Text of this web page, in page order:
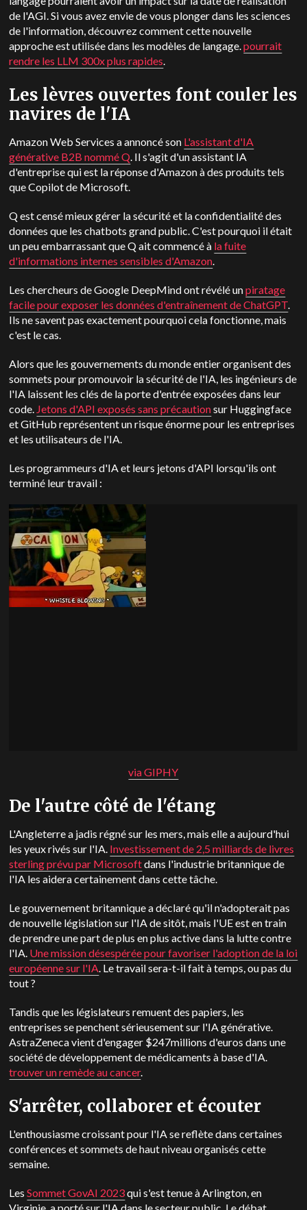
de l'AGI. Si vous avez envie de vous plonger dans les sciences
de l'information, découvrez comment cette nouvelle
approche est utilisée dans les modèles de langage.pourrait
rendre les LLM 300x plus rapides.
Les lèvres ouvertes font couler les
navires de l'IA
Amazon Web Services a annoncé son L'assistant d'IA
générative B2B nommé Q. Il s'agit d'un assistant IA
d'entreprise qui est la réponse d'Amazon à des produits tels
que Copilot de Microsoft.
Q est censé mieux gérer la sécurité et la confidentialité des
données que les chatbots grand public. C'est pourquoi il était
un peu embarrassant que Q ait commencé à la fuite
d'informations internes sensibles d'Amazon.
Les chercheurs de Google DeepMind ont révélé unpiratage
facile pour exposer les données d'entraînement de ChatGPT.
Ils ne savent pas exactement pourquoi cela fonctionne, mais
c'est le cas.
Alors que les gouvernements du monde entier organisent des
sommets pour promouvoir la sécurité de l'IA, les ingénieurs de
l'IA laissent les clés de la porte d'entrée exposées dans leur
code. Jetons d'API exposés sans précautionsur Huggingface
et GitHub représentent un risque énorme pour les entreprises
et les utilisateurs de l'IA.
Les programmeurs d'IA et leurs jetons d'API lorsqu'ils ont
terminé leur travail :
via GIPHY
De l'autre côté de l'étang
L'Angleterre a jadis régné sur les mers, mais elle a aujourd'hui
les yeux rivés sur l'IA. Investissement de 2,5 milliards de livres
sterling prévu par Microsoftdans l'industrie britannique de
l'IA les aidera certainement dans cette tâche.
Le gouvernement britannique a déclaré qu'il n'adopterait pas
de nouvelle législation sur l'IA de sitôt, mais l'UE est en train
de prendre une part de plus en plus active dans la lutte contre
l'IA. Une mission désespérée pour favoriser l'adoption de la loi
européenne sur l'IA. Le travail sera-t-il fait à temps, ou pas du
tout ?
Tandis que les législateurs remuent des papiers, les
entreprises se penchent sérieusement sur l'IA générative.
AstraZeneca vient d'engager $247millions d'euros dans une
société de développement de médicaments à base d'IA.
trouver un remède au cancer.
S'arrêter, collaborer et écouter
L'enthousiasme croissant pour l'IA se reflète dans certaines
conférences et sommets de haut niveau organisés cette
semaine.
LesSommet GovAI 2023qui s'est tenue à Arlington, en